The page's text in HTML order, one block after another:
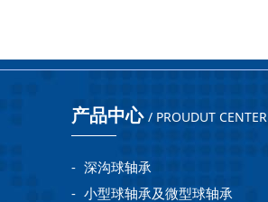
产品中心 / PROUDUT CENTER
- 深沟球轴承
- 小型球轴承及微型球轴承